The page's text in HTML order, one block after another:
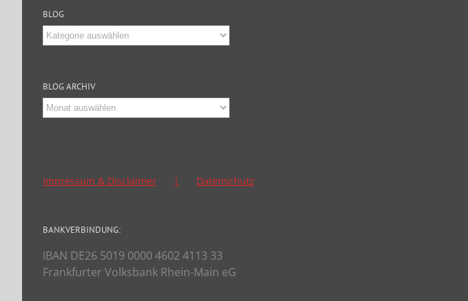
BLOG
Blog
BLOG ARCHIV
Blog
Archiv
Impressum & Disclaimer Datenschutz
BANKVERBINDUNG:
IBAN DE26 5019 0000 4602 4113 33
Frankfurter Volksbank Rhein-Main eG